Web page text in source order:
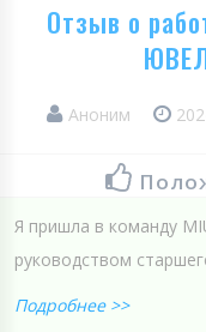
Отзыв о
Аноним
Я пришла в команду
руководством
Подробнее >>